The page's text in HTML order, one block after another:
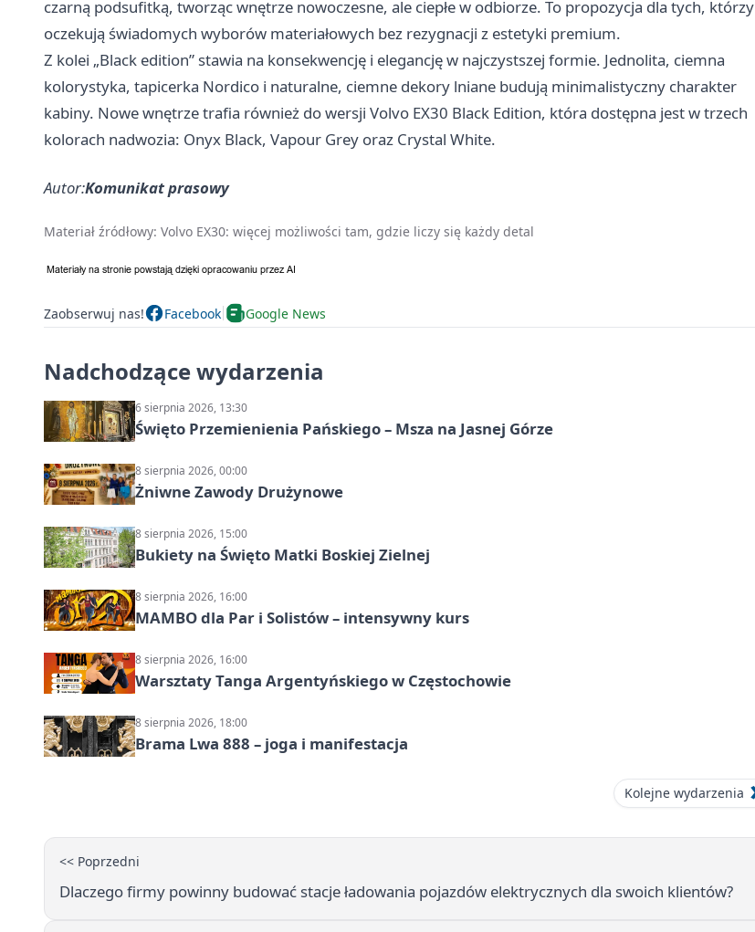
czarną podsufitką, tworząc wnętrze nowoczesne, ale ciepłe w odbiorze. To propozycja dla tych, którzy
oczekują świadomych wyborów materiałowych bez rezygnacji z estetyki premium.
Z kolei „Black edition” stawia na konsekwencję i elegancję w najczystszej formie. Jednolita, ciemna
kolorystyka, tapicerka Nordico i naturalne, ciemne dekory lniane budują minimalistyczny charakter
kabiny. Nowe wnętrze trafia również do wersji Volvo EX30 Black Edition, która dostępna jest w trzech
kolorach nadwozia: Onyx Black, Vapour Grey oraz Crystal White.
Autor:Komunikat prasowy
Materiał źródłowy: Volvo EX30: więcej możliwości tam, gdzie liczy się każdy detal
Zaobserwuj nas! Facebook Google News
Nadchodzące wydarzenia
6 sierpnia 2026, 13:30
Święto Przemienienia Pańskiego – Msza na Jasnej Górze
8 sierpnia 2026, 00:00
Żniwne Zawody Drużynowe
8 sierpnia 2026, 15:00
Bukiety na Święto Matki Boskiej Zielnej
8 sierpnia 2026, 16:00
MAMBO dla Par i Solistów – intensywny kurs
8 sierpnia 2026, 16:00
Warsztaty Tanga Argentyńskiego w Częstochowie
8 sierpnia 2026, 18:00
Brama Lwa 888 – joga i manifestacja
Kolejne wydarzenia
<< Poprzedni
Dlaczego firmy powinny budować stacje ładowania pojazdów elektrycznych dla swoich klientów?